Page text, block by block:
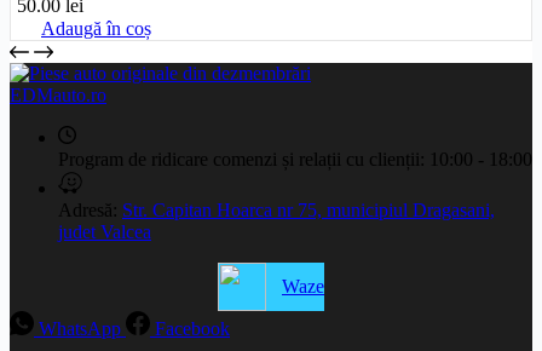
50.00 lei
Adaugă în coș
EDMauto.ro
Program de ridicare comenzi și relații cu clienții: 10:00 - 18:00
Adresă: Str. Capitan Hoarca nr 75, municipiul Dragasani,
judet Valcea
Waze
WhatsApp Facebook